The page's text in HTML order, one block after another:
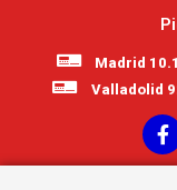
Madrid
Valladolid